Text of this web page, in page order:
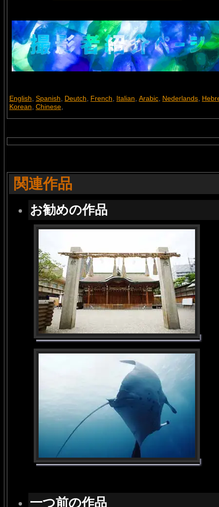
English, Spanish, Deutch, French, Italian, Arabic, Nederlands,
Korean, Chinese,
関連作品
お勧めの作品
一つ前の作品